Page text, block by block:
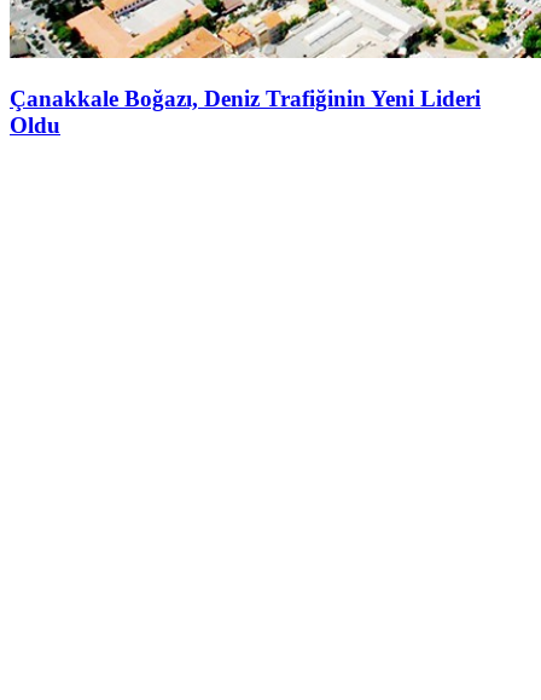
Çanakkale Boğazı, Deniz Trafiğinin Yeni Lideri
Oldu